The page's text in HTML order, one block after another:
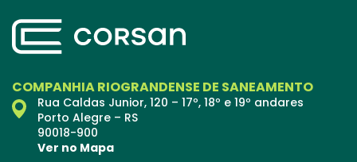
COMPANHIA RIOGRANDENSE DE SANEAMENTO
Rua Caldas Junior, 120 – 17º, 18º e 19º andares
Porto Alegre – RS
90018-900
Ver no Mapa